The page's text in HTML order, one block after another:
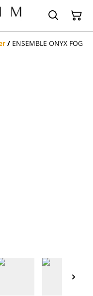
/ ENSEMBLE ONYX FOG